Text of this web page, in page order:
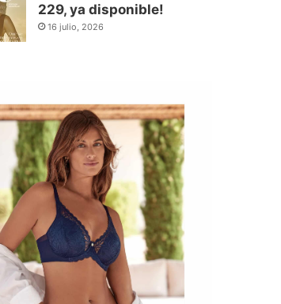
229, ya disponible!
16 julio, 2026